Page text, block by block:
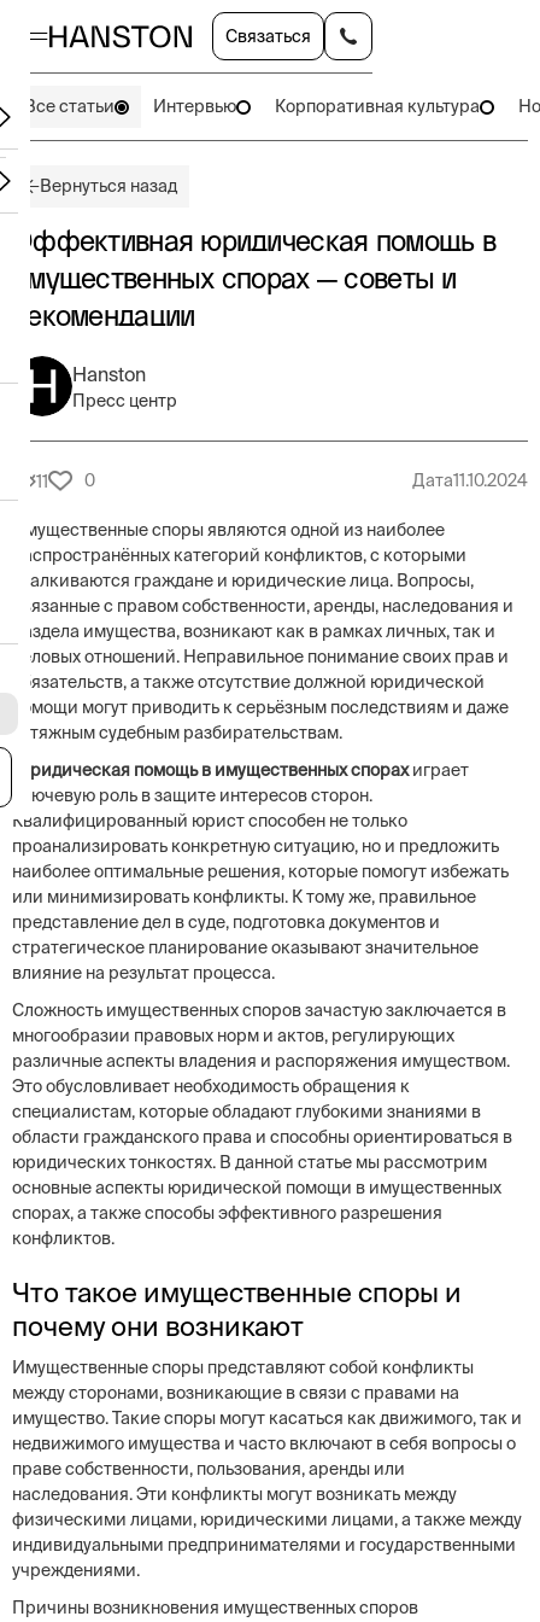
Связаться
Все статьи Интервью Корпоративная культура
Вернуться назад
Эффективная юридическая помощь в
имущественных спорах — советы и
рекомендации
Hanston
Пресс центр
11 0 Дата11.10.2024
Имущественные споры являются одной из наиболее
распространённых категорий конфликтов, с которыми
сталкиваются граждане и юридические лица. Вопросы,
связанные с правом собственности, аренды, наследования и
раздела имущества, возникают как в рамках личных, так и
деловых отношений. Неправильное понимание своих прав и
обязательств, а также отсутствие должной юридической
помощи могут приводить к серьёзным последствиям и даже
затяжным судебным разбирательствам.
Юридическая помощь в имущественных спорахиграет
ключевую роль в защите интересов сторон.
Квалифицированный юрист способен не только
проанализировать конкретную ситуацию, но и предложить
наиболее оптимальные решения, которые помогут избежать
или минимизировать конфликты. К тому же, правильное
представление дел в суде, подготовка документов и
стратегическое планирование оказывают значительное
влияние на результат процесса.
Сложность имущественных споров зачастую заключается в
многообразии правовых норм и актов, регулирующих
различные аспекты владения и распоряжения имуществом.
Это обусловливает необходимость обращения к
специалистам, которые обладают глубокими знаниями в
области гражданского права и способны ориентироваться в
юридических тонкостях. В данной статье мы рассмотрим
основные аспекты юридической помощи в имущественных
спорах, а также способы эффективного разрешения
конфликтов.
Что такое имущественные споры и
почему они возникают
Имущественные споры представляют собой конфликты
между сторонами, возникающие в связи с правами на
имущество. Такие споры могут касаться как движимого, так и
недвижимого имущества и часто включают в себя вопросы о
праве собственности, пользования, аренды или
наследования. Эти конфликты могут возникать между
физическими лицами, юридическими лицами, а также между
индивидуальными предпринимателями и государственными
учреждениями.
Причины возникновения имущественных споров